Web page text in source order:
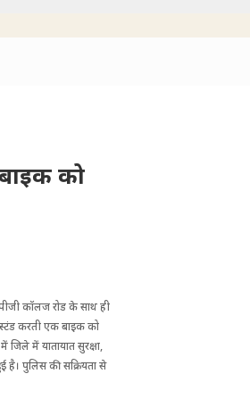
को
कॉलज रोड के साथ ही
करती एक बाइक को
में यातायात सुरक्षा,
है। पुलिस की सक्रियता से